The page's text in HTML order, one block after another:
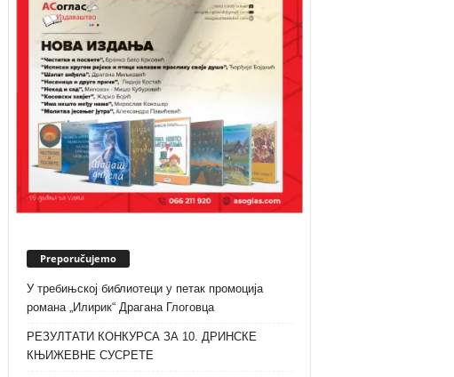
Preporučujemo
У требињској библиотеци у петак промоција
романа „Илирик“ Драгана Глоговца
РЕЗУЛТАТИ КОНКУРСА ЗА 10. ДРИНСКЕ
КЊИЖЕВНЕ СУСРЕТЕ